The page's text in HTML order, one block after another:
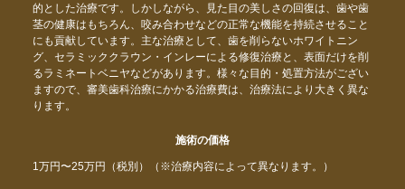
的とした治療です。しかしながら、見た目の美しさの回復は、歯や歯
茎の健康はもちろん、咬み合わせなどの正常な機能を持続させること
にも貢献しています。主な治療として、歯を削らないホワイトニン
グ、セラミッククラウン・インレーによる修復治療と、表面だけを削
るラミネートベニヤなどがあります。様々な目的・処置方法がござい
ますので、審美歯科治療にかかる治療費は、治療法により大きく異な
ります。
施術の価格
1万円〜25万円（税別）（※治療内容によって異なります。）